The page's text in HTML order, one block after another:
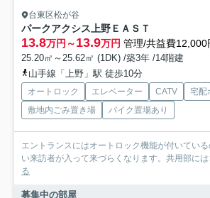
台東区松が谷
パークアクシス上野ＥＡＳＴ
13.8万円～13.9万円 管理/共益費12,000
25.20㎡～25.62㎡ (1DK) /築3年 /14階建
山手線「上野」駅 徒歩10分
オートロック エレベーター CATV
宅配
敷地内ごみ置き場
バイク置場あり
エントランスにはオートロック機能が付いてい
い来訪者が入って来づらくなります。共用部に
る
募集中の部屋